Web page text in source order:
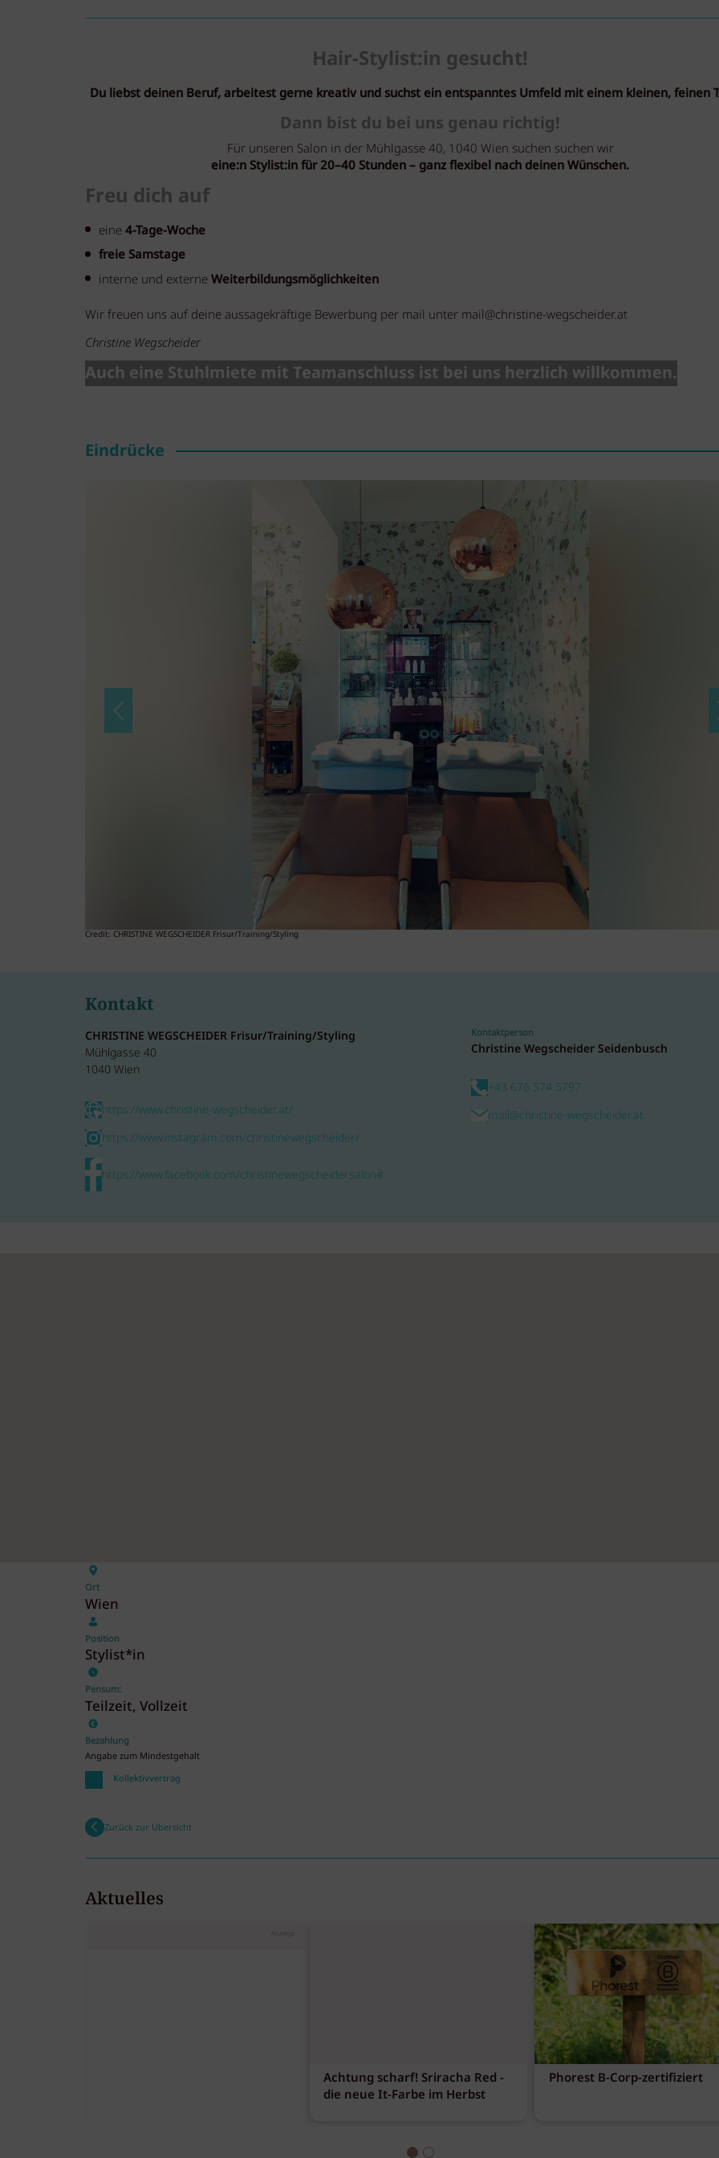
Hair-Stylist:in gesucht!
Du liebst deinen Beruf, arbeitest gerne kreativ und suchst ein entspanntes Umfeld mit einem kleinen, feinen
Dann bist du bei uns genau richtig!
Für unseren Salon in der Mühlgasse 40, 1040 Wien suchen suchen wir
eine:n Stylist:in für 20–40 Stunden – ganz flexibel nach deinen Wünschen.
Freu dich auf
eine4-Tage-Woche
freie Samstage
interne und externeWeiterbildungsmöglichkeiten
Wir freuen uns auf deine aussagekräftige Bewerbung per mail unter mail@christine-wegscheider.at
Christine Wegscheider
Auch eine Stuhlmiete mit Teamanschluss ist bei uns herzlich willkommen.
Eindrücke
Credit: CHRISTINE WEGSCHEIDER Frisur/Training/Styling
Kontakt
CHRISTINE WEGSCHEIDER Frisur/Training/Styling
Mühlgasse 40
1040 Wien
https://www.christine-wegscheider.at/
https://www.instagram.com/christinewegscheider/
https://www.facebook.com/christinewegscheidersalon#
Kontaktperson
Christine Wegscheider Seidenbusch
+43 676 574 5797
mail@christine-wegscheider.at
Ort
Wien
Position
Stylist*in
Pensum:
Teilzeit, Vollzeit
Bezahlung
Angabe zum Mindestgehalt
Kollektivvertrag
Zurück zur Übersicht
Aktuelles
Anzeige
Achtung scharf! Sriracha Red -
die neue It-Farbe im Herbst
Phorest B-Corp-zertifiziert